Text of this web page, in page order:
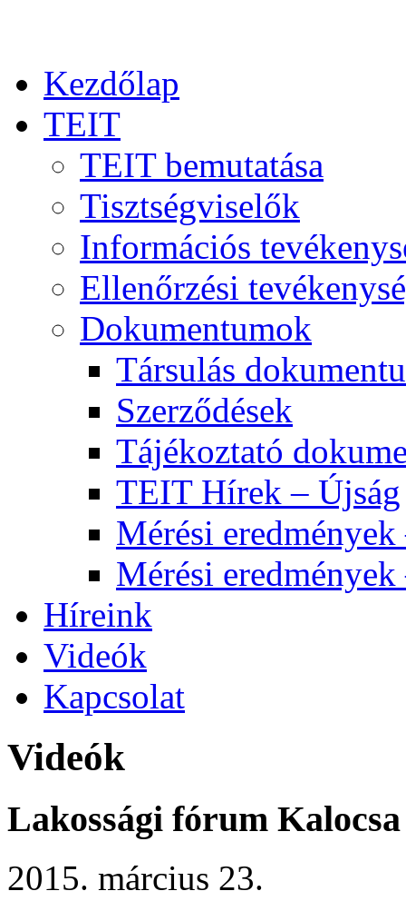
Kezdőlap
TEIT
TEIT bemutatása
Tisztségviselők
Információs
Ellenőrzési
Dokumentumok
Társulás
Szerződések
Tájékoztató
TEIT Hírek – Újság
Mérési
Mérési
Híreink
Videók
Kapcsolat
Videók
Lakossági fórum Kalocsa
2015. március 23.